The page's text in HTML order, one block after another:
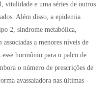
vitalidade e uma séries de outros
Além disso, a epidemia
2, síndrome metabólica,
a menores níveis de
hormônio para o palco de
o número de prescrições de
avassaladora nas últimas